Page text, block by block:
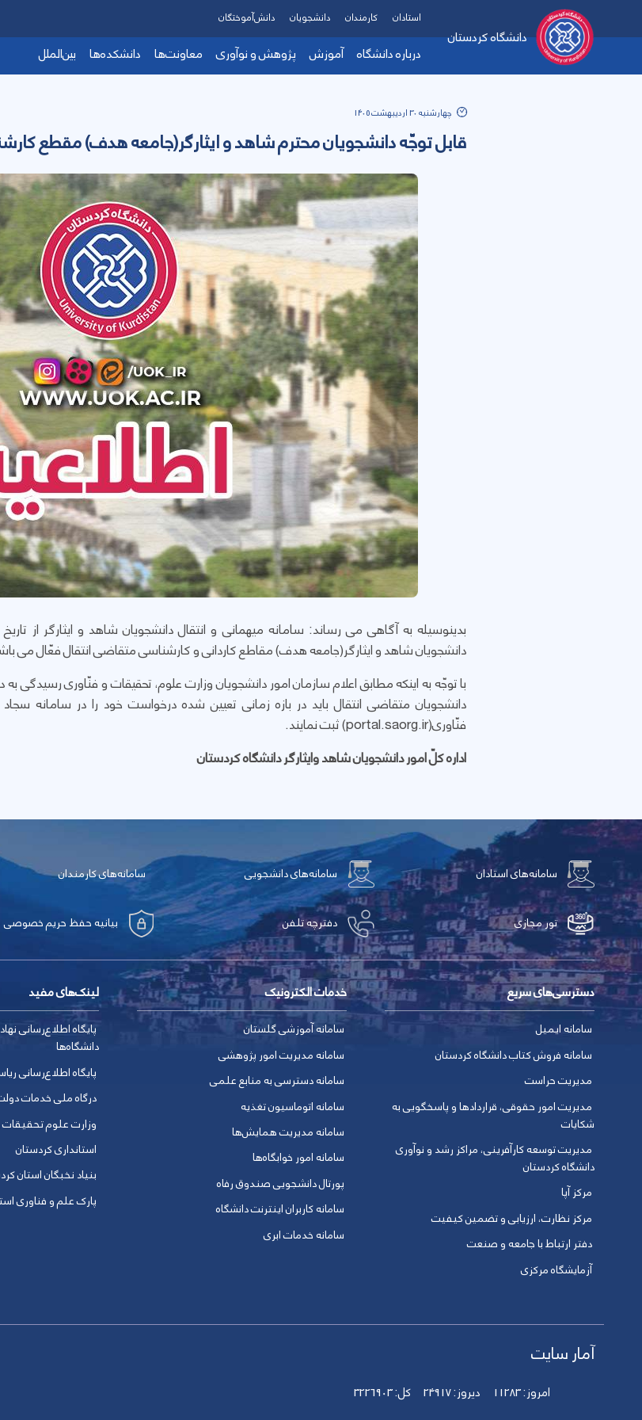
دانشگاه کردستان
درباره دانشگاه آموزش پژوهش و نوآوری معاونت‌ها دانشکده‌ها بین‌الملل
استادان کارمندان دانشجویان دانش‌آموختگان
چهارشنبه 30 اردیبهشت 1405
قابل توجّه دانشجویان محترم شاهد و ایثارگر(جامعه هدف) مقطع
دانشجویان شاهد و ایثارگر(جامعه هدف) مقاطع کاردانی و کارشناسی متقاضی انتقال فعّال می
با توجّه به اینکه مطابق اعلام سازمان امور دانشجویان وزارت علوم، تحقیقات و فنّاوری رسیدگی
دانشجویان متقاضی انتقال باید در بازه زمانی تعیین شده درخواست خود را در سامانه
فنّاوری(portal.saorg.ir) ثبت نمایند.
اداره کلّ امور دانشجویان شاهد وایثارگر دانشگاه کردستان
سامانه‌های استادان سامانه‌های دانشجویی سامانه‌های کارمندان
تور مجازی دفترچه تلفن بیانیه حفظ حریم خصوصی
دسترسی‌های سریع
سامانه ایمیل
سامانه فروش کتاب دانشگاه کردستان
مدیریت حراست
مدیریت امور حقوقی، قراردادها و پاسخگویی به
شکایات
مدیریت توسعه کارآفرینی، مراکز رشد و نوآوری
دانشگاه کردستان
مرکز آپا
مرکز نظارت، ارزیابی و تضمین کیفیت
دفتر ارتباط با جامعه و صنعت
آزمایشگاه مرکزی
خدمات الکترونیک
سامانه آموزشی گلستان
سامانه مدیریت امور پژوهشی
سامانه دسترسی به منابع علمی
سامانه اتوماسیون تغذیه
سامانه مدیریت همایش‌ها
سامانه امور خوابگاه‌ها
پورتال دانشجویی صندوق رفاه
سامانه کاربران اینترنت دانشگاه
سامانه خدمات ابری
لینک‌های مفید
پایگاه اطلاع‌رسانی
دانشگاه‌ها
پایگاه اطلاع‌رسانی
درگاه ملی خدمات
وزارت علوم تحقیقات
استانداری کردستان
بنیاد نخبگان استان
پارک علم و فناوری
آمار سایت
امروز:11283 دیروز:24917 کل:3226903